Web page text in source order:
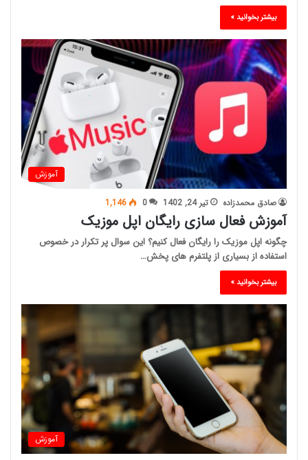
بیشتر بخوانید »
آموزش
صادق محمدزاده تیر 24, 1402 0
1,146
آموزش فعال سازی رایگان اپل موزیک
چگونه اپل موزیک را رایگان فعال کنیم؟ این سوال پر تکرار در خصوص
استفاده از بسیاری از پلتفرم های پخش…
بیشتر بخوانید »
آموزش